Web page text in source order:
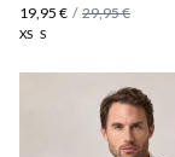
19,95 € / 29,95 €
XS S